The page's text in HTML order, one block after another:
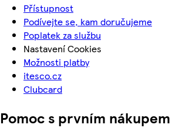
Přístupnost
Podívejte se, kam doručujeme
Poplatek za službu
Nastavení Cookies
Možnosti platby
itesco.cz
Clubcard
Pomoc s prvním nákupem